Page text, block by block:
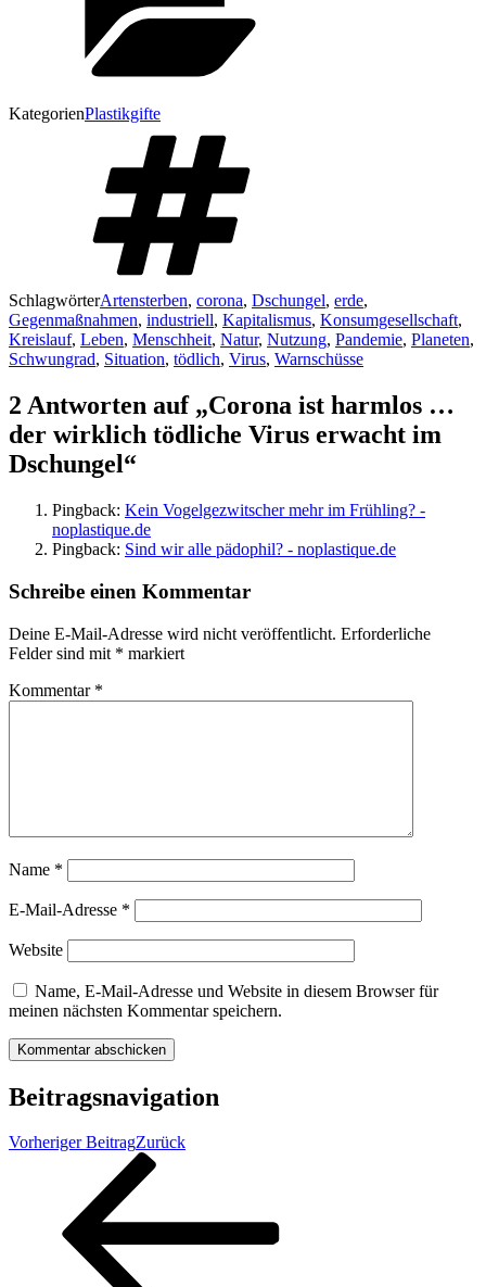
KategorienPlastikgifte
SchlagwörterArtensterben, corona, Dschungel, erde,
Gegenmaßnahmen, industriell, Kapitalismus, Konsumgesellschaft,
Kreislauf, Leben, Menschheit, Natur, Nutzung, Pandemie, Planeten,
Schwungrad, Situation, tödlich, Virus, Warnschüsse
2 Antworten auf „Corona ist harmlos …
der wirklich tödliche Virus erwacht im
Dschungel“
Pingback: Kein Vogelgezwitscher mehr im Frühling? -
noplastique.de
Pingback: Sind wir alle pädophil? - noplastique.de
Schreibe einen Kommentar
Deine E-Mail-Adresse wird nicht veröffentlicht. Erforderliche
Felder sind mit * markiert
Kommentar *
Name *
E-Mail-Adresse *
Website
Name, E-Mail-Adresse und Website in diesem Browser für
meinen nächsten Kommentar speichern.
Beitragsnavigation
Vorheriger BeitragZurück